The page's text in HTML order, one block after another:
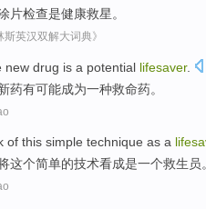
片检查是健康救星。
斯英汉双解大词典》
new drug is a potential lifesaver.
药有可能成为一种救命药。
of this simple technique as a
这个简单的技术看成是一个救生员。